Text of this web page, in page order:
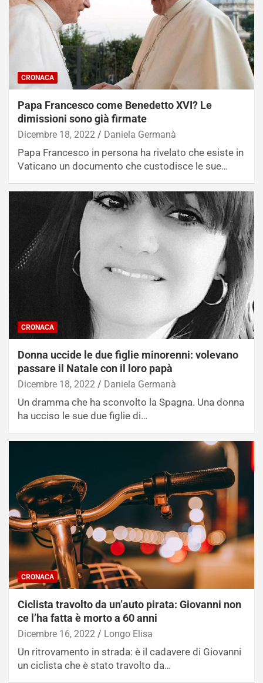
CRONACA
Papa Francesco come Benedetto XVI? Le
dimissioni sono già firmate
Dicembre 18, 2022 Daniela Germanà
Papa Francesco in persona ha rivelato che esiste in
Vaticano un documento che custodisce le sue…
CRONACA
Donna uccide le due figlie minorenni: volevano
passare il Natale con il loro papà
Dicembre 18, 2022 Daniela Germanà
Un dramma che ha sconvolto la Spagna. Una donna
ha ucciso le sue due figlie di…
CRONACA
Ciclista travolto da un’auto pirata: Giovanni non
ce l’ha fatta è morto a 60 anni
Dicembre 16, 2022 Longo Elisa
Un ritrovamento in strada: è il cadavere di Giovanni
un ciclista che è stato travolto da…